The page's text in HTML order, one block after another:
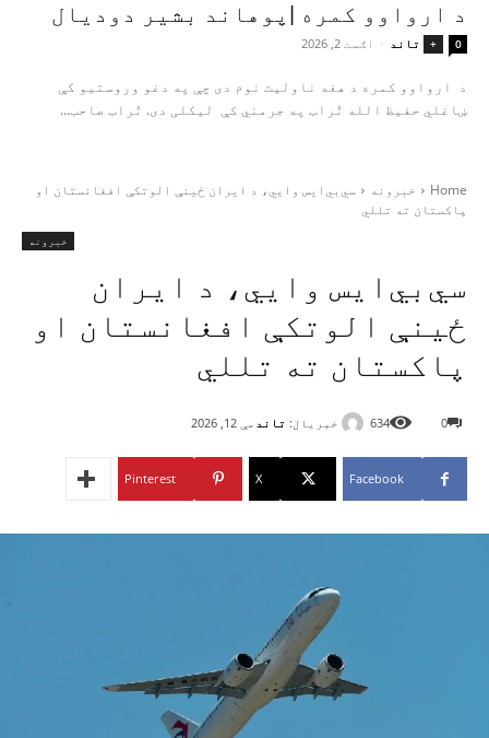
د ارواوو کمره |پوهاند بشیر دودیال
+ تاند - اګست 2, 2026 0
د ارواوو کمره د هغه ناولیت نوم دی چې په دغو وروستیو کې
ښاغلي حفیظ الله تُراب په جرمني کې لیکلی دی. تُراب صاحب...